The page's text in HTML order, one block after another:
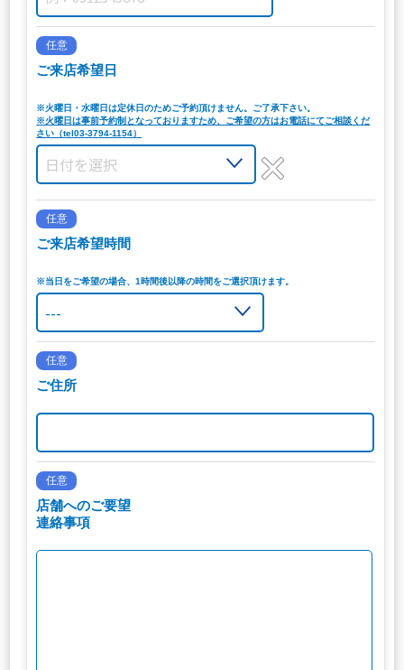
任意
ご来店希望日
※火曜日・水曜日は定休日のためご予約頂けません。ご了承下さい。
※火曜日は事前予約制となっておりますため、ご希望の方はお電話にてご相談くだ
さい（tel03-3794-1154）
任意
ご来店希望時間
※当日をご希望の場合、1時間後以降の時間をご選択頂けます。
任意
ご住所
任意
店舗へのご要望
連絡事項